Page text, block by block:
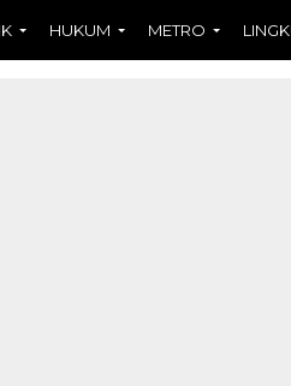
HUKUM METRO